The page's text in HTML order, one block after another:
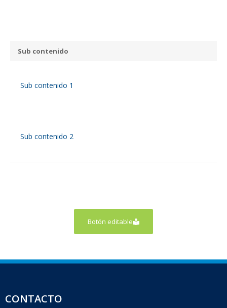
Sub contenido
Sub contenido 1
Sub contenido 2
Botón editable
CONTACTO